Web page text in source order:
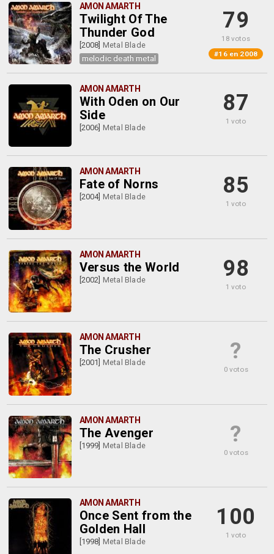
AMON AMARTH
Twilight Of The
Thunder God
[2008] Metal Blade
melodic death metal
79
18 votos
#16 en 2008
AMON AMARTH
With Oden on Our
Side
[2006] Metal Blade
87
1 voto
AMON AMARTH
Fate of Norns
[2004] Metal Blade 85
1 voto
AMON AMARTH
Versus the World
[2002] Metal Blade 98
1 voto
AMON AMARTH
The Crusher
[2001] Metal Blade ?
0 votos
AMON AMARTH
The Avenger
[1999] Metal Blade ?
0 votos
AMON AMARTH
Once Sent from the
Golden Hall
[1998] Metal Blade
100
1 voto